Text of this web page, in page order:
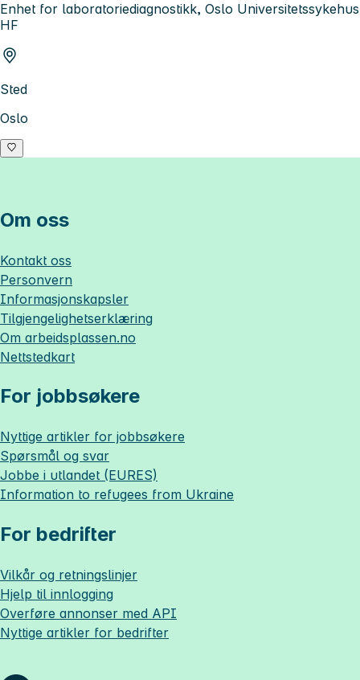
Enhet for laboratoriediagnostikk, Oslo Universitetssykehus
HF
Sted
Oslo
Om oss
Kontakt oss
Personvern
Informasjonskapsler
Tilgjengelighetserklæring
Om arbeidsplassen.no
Nettstedkart
For jobbsøkere
Nyttige artikler for jobbsøkere
Spørsmål og svar
Jobbe i utlandet (EURES)
Information to refugees from Ukraine
For bedrifter
Vilkår og retningslinjer
Hjelp til innlogging
Overføre annonser med API
Nyttige artikler for bedrifter